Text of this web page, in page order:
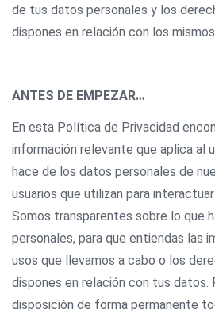
de tus datos personales y los
dispones en relación con los
ANTES DE EMPEZAR…
En esta Política de Privacidad
información relevante que aplica al
hace de los datos personales de
usuarios que utilizan para
Somos transparentes sobre lo que
personales, para que entiendas las
usos que llevamos a cabo o los
dispones en relación con tus datos.
disposición de forma permanente